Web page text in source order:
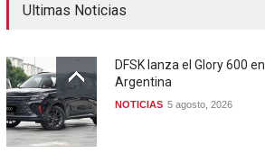
Ultimas Noticias
DFSK lanza el Glory 600 en
Argentina
NOTICIAS 5 agosto, 2026